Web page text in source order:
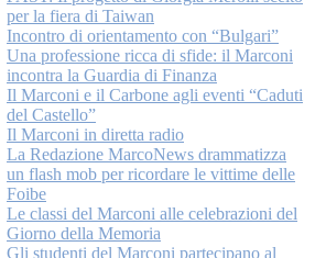
per la fiera di Taiwan
Incontro di orientamento con “Bulgari”
Una professione ricca di sfide: il Marconi
incontra la Guardia di Finanza
Il Marconi e il Carbone agli eventi “Caduti
del Castello”
Il Marconi in diretta radio
La Redazione MarcoNews drammatizza
un flash mob per ricordare le vittime delle
Foibe
Le classi del Marconi alle celebrazioni del
Giorno della Memoria
Gli studenti del Marconi partecipano al